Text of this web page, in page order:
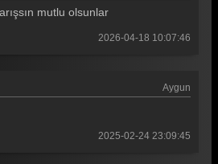
mutlu olsunlar
2026-04-18 10:07:46
Aygun
2025-02-24 23:09:45